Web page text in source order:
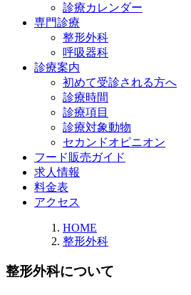
診療カレンダー
専門診療
整形外科
呼吸器科
診療案内
初めて受診される方へ
診療時間
診療項目
診療対象動物
セカンドオピニオン
フード販売ガイド
求人情報
料金表
アクセス
HOME
整形外科
整形外科について